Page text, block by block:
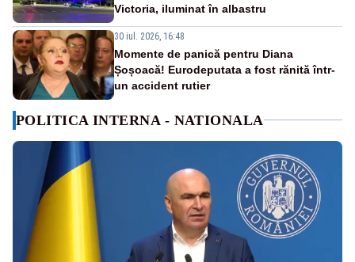
Victoria, iluminat în albastru
30 iul. 2026, 16:48
Momente de panică pentru Diana
Șoșoacă! Eurodeputata a fost rănită într-
un accident rutier
POLITICA INTERNA - NATIONALA